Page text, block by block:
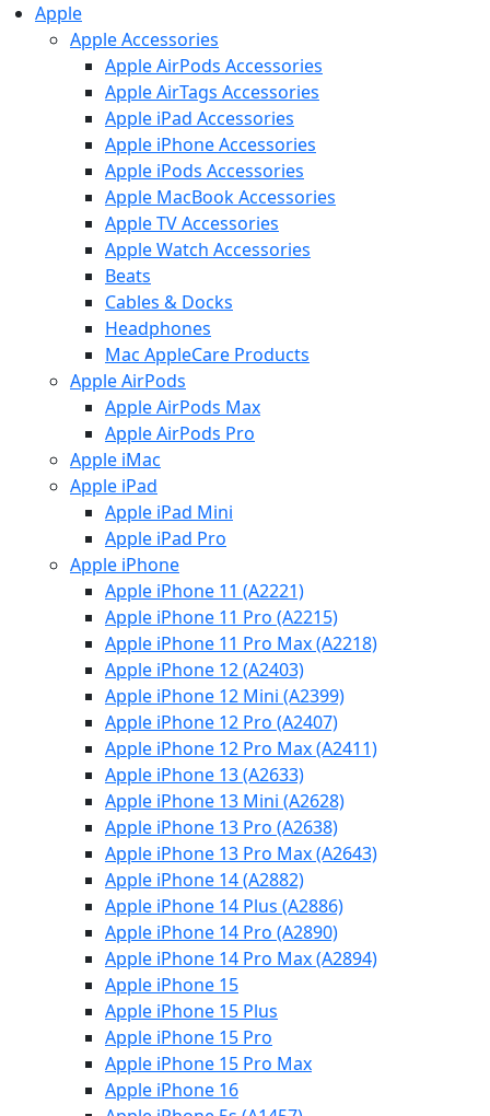
Apple
Apple Accessories
Apple AirPods Accessories
Apple AirTags Accessories
Apple iPad Accessories
Apple iPhone Accessories
Apple iPods Accessories
Apple MacBook Accessories
Apple TV Accessories
Apple Watch Accessories
Beats
Cables & Docks
Headphones
Mac AppleCare Products
Apple AirPods
Apple AirPods Max
Apple AirPods Pro
Apple iMac
Apple iPad
Apple iPad Mini
Apple iPad Pro
Apple iPhone
Apple iPhone 11 (A2221)
Apple iPhone 11 Pro (A2215)
Apple iPhone 11 Pro Max (A2218)
Apple iPhone 12 (A2403)
Apple iPhone 12 Mini (A2399)
Apple iPhone 12 Pro (A2407)
Apple iPhone 12 Pro Max (A2411)
Apple iPhone 13 (A2633)
Apple iPhone 13 Mini (A2628)
Apple iPhone 13 Pro (A2638)
Apple iPhone 13 Pro Max (A2643)
Apple iPhone 14 (A2882)
Apple iPhone 14 Plus (A2886)
Apple iPhone 14 Pro (A2890)
Apple iPhone 14 Pro Max (A2894)
Apple iPhone 15
Apple iPhone 15 Plus
Apple iPhone 15 Pro
Apple iPhone 15 Pro Max
Apple iPhone 16